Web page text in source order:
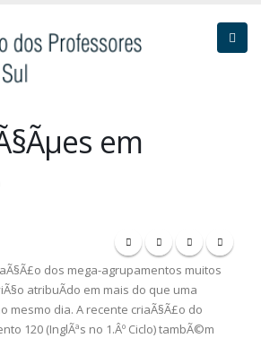
em
dos mega-agrupamentos muitos
atribuÃ­do em mais do que uma
mesmo dia. A recente criaÃ§Ã£o do
120 (InglÃªs no 1.Âº Ciclo) tambÃ©m